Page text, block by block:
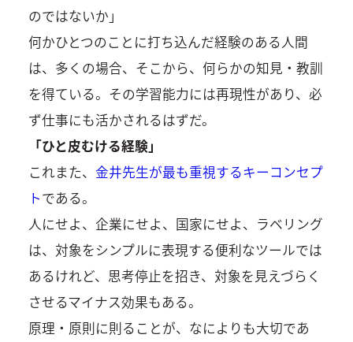
のではないか」
何かひとつのことに打ち込んだ経験のある人間
は、多くの場合、そこから、何らかの知見・教訓
を得ている。その学習能力には再現性があり、必
ず仕事にも活かされるはずだ。
「ひと皮むける経験」
これまた、 金井先生が最も重視するキーコンセプ
トである。
人にせよ、企業にせよ、国家にせよ、ラベリング
は、対象をシンプルに表現する便利なツールでは
あるけれど、思考停止を招き、対象を見えづらく
させるマイナス効果もある。
原理・原則に則ることが、なによりも大切であ